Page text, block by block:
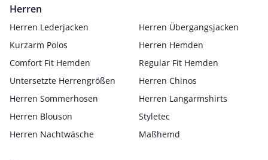
Herren
Herren Lederjacken
Herren Übergangsjacken
Kurzarm Polos
Herren Hemden
Comfort Fit Hemden
Regular Fit Hemden
Untersetzte Herrengrößen
Herren Chinos
Herren Sommerhosen
Herren Langarmshirts
Herren Blouson
Styletec
Herren Nachtwäsche
Maßhemd